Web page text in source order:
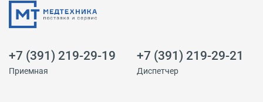
+7 (391) 219-29-19
Приемная
+7 (391) 219-29-21
Диспетчер